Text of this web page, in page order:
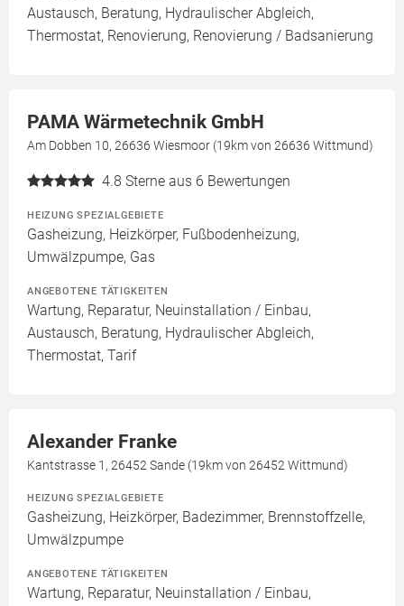
Austausch, Beratung, Hydraulischer Abgleich,
Thermostat, Renovierung, Renovierung / Badsanierung
PAMA Wärmetechnik GmbH
Am Dobben 10, 26636 Wiesmoor (19km von 26636 Wittmund)
4.8 Sterne aus 6 Bewertungen
HEIZUNG SPEZIALGEBIETE
Gasheizung, Heizkörper, Fußbodenheizung,
Umwälzpumpe, Gas
ANGEBOTENE TÄTIGKEITEN
Wartung, Reparatur, Neuinstallation / Einbau,
Austausch, Beratung, Hydraulischer Abgleich,
Thermostat, Tarif
Alexander Franke
Kantstrasse 1, 26452 Sande (19km von 26452 Wittmund)
HEIZUNG SPEZIALGEBIETE
Gasheizung, Heizkörper, Badezimmer, Brennstoffzelle,
Umwälzpumpe
ANGEBOTENE TÄTIGKEITEN
Wartung, Reparatur, Neuinstallation / Einbau,